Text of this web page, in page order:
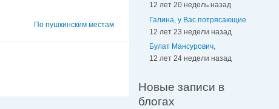
По пушкинским местам
12 лет 20 недель назад
Галина, у Вас потрясающие
12 лет 23 недели назад
Булат Мансурович,
12 лет 24 недели назад
Новые записи в
блогах